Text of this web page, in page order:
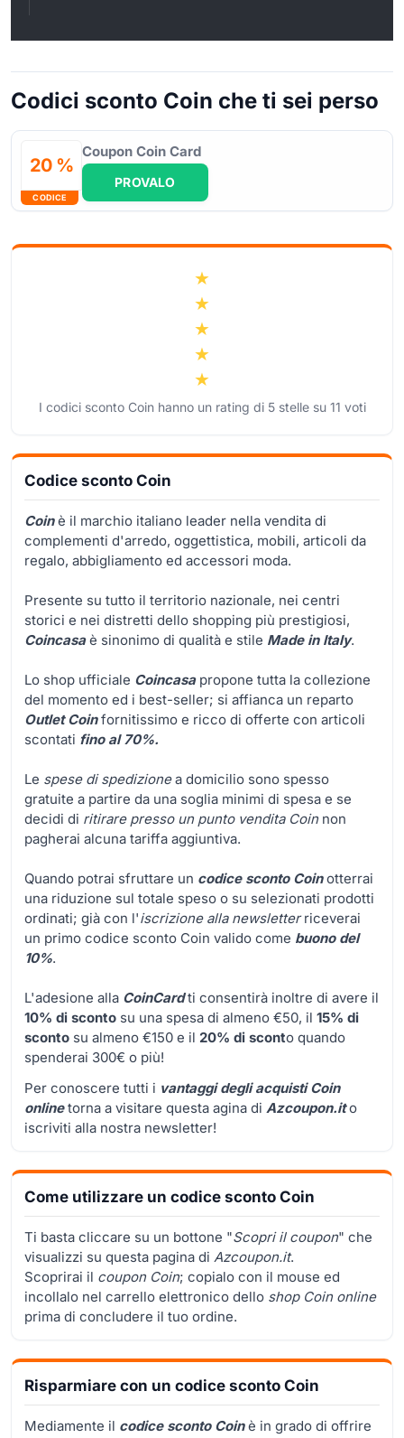
Codici sconto Coin che ti sei perso
20 %
CODICE
Coupon Coin Card
PROVALO
I codici sconto Coin hanno un rating di 5stelle su 11 voti
Codice sconto Coin
Coinè il marchio italiano leader nella vendita di
complementi d'arredo, oggettistica, mobili, articoli da
regalo, abbigliamento ed accessori moda.
Presente su tutto il territorio nazionale, nei centri
storici e nei distretti dello shopping più prestigiosi,
Coincasaè sinonimo di qualità e stile Made in Italy.
Lo shop ufficiale Coincasapropone tutta la collezione
del momento ed i best-seller; si affianca un reparto
Outlet Coinfornitissimo e ricco di offerte con articoli
scontati fino al 70%.
Le spese di spedizionea domicilio sono spesso
gratuite a partire da una soglia minimi di spesa e se
decidi di ritirare presso un punto vendita Coinnon
pagherai alcuna tariffa aggiuntiva.
Quando potrai sfruttare un codice sconto Coinotterrai
una riduzione sul totale speso o su selezionati prodotti
ordinati; già con l'iscrizione alla newsletterriceverai
un primo codice sconto Coin valido come buono del
10%.
L'adesione alla CoinCardti consentirà inoltre di avere il
10% di sconto su una spesa di almeno €50, il 15% di
sconto su almeno €150 e il 20% di sconto quando
spenderai 300€ o più!
Per conoscere tutti i vantaggi degli acquisti Coin
onlinetorna a visitare questa agina di Azcoupon.ito
iscriviti alla nostra newsletter!
Come utilizzare un codice sconto Coin
Ti basta cliccare su un bottone "Scopri il coupon" che
visualizzi su questa pagina di Azcoupon.it.
Scoprirai il coupon Coin; copialo con il mouse ed
incollalo nel carrello elettronico dello shop Coin online
prima di concludere il tuo ordine.
Risparmiare con un codice sconto Coin
Mediamente il codice sconto Coinè in grado di offrire